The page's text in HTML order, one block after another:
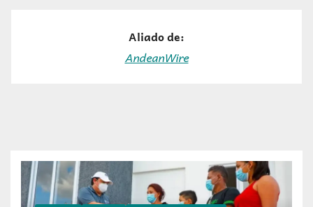
Aliado de:
AndeanWire